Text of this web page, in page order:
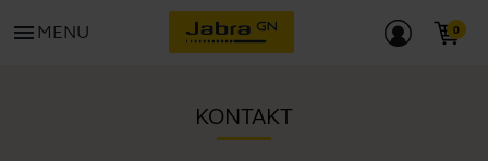
menu MENU
KONTAKT